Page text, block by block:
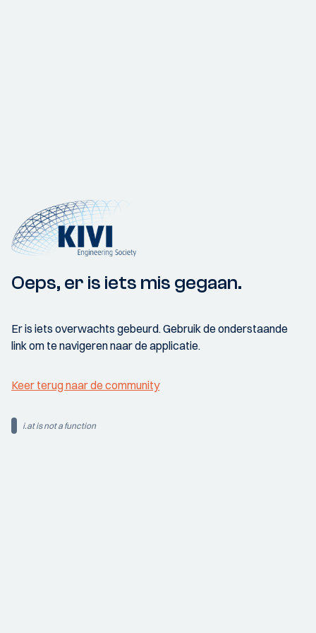
Oeps, er is iets mis gegaan.
Er is iets overwachts gebeurd. Gebruik de onderstaande
link om te navigeren naar de applicatie.
Keer terug naar de community
i.at is not a function